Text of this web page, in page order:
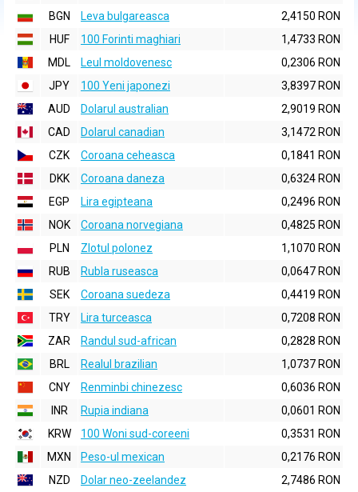
BGN
Leva bulgareasca
2,4150 RON
HUF
100 Forinti maghiari
1,4733 RON
MDL
Leul moldovenesc
0,2306 RON
JPY
100 Yeni japonezi
3,8397 RON
AUD
Dolarul australian
2,9019 RON
CAD
Dolarul canadian
3,1472 RON
CZK
Coroana ceheasca
0,1841 RON
DKK
Coroana daneza
0,6324 RON
EGP
Lira egipteana
0,2496 RON
NOK
Coroana norvegiana
0,4825 RON
PLN
Zlotul polonez
1,1070 RON
RUB
Rubla ruseasca
0,0647 RON
SEK
Coroana suedeza
0,4419 RON
TRY
Lira turceasca
0,7208 RON
ZAR
Randul sud-african
0,2828 RON
BRL
Realul brazilian
1,0737 RON
CNY
Renminbi chinezesc
0,6036 RON
INR
Rupia indiana
0,0601 RON
KRW
100 Woni sud-coreeni
0,3531 RON
MXN
Peso-ul mexican
0,2176 RON
NZD
Dolar neo-zeelandez
2,7486 RON